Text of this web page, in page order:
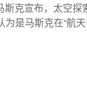
斯克宣布，太空
是马斯克在“航